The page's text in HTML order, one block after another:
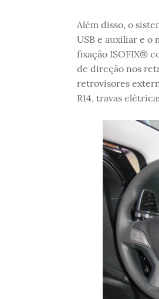
Além disso, o
USB e auxiliar e o
fixação ISOFIX®
de direção nos
retrovisores
R14, travas